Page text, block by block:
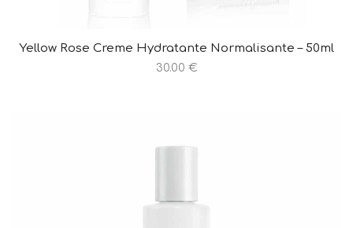
Yellow Rose Creme Hydratante Normalisante – 50ml
30.00 €